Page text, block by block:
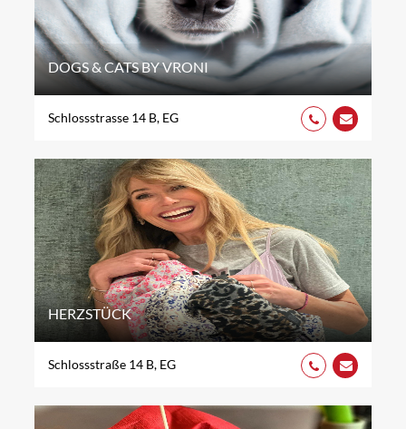
DOGS & CATS BY VRONI
Schlossstrasse 14 B, EG
HERZSTÜCK
Schlossstraße 14 B, EG